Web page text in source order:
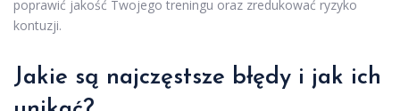
poprawić jakość Twojego treningu oraz zredukować ryzyko
kontuzji.
Jakie są najczęstsze błędy i jak ich